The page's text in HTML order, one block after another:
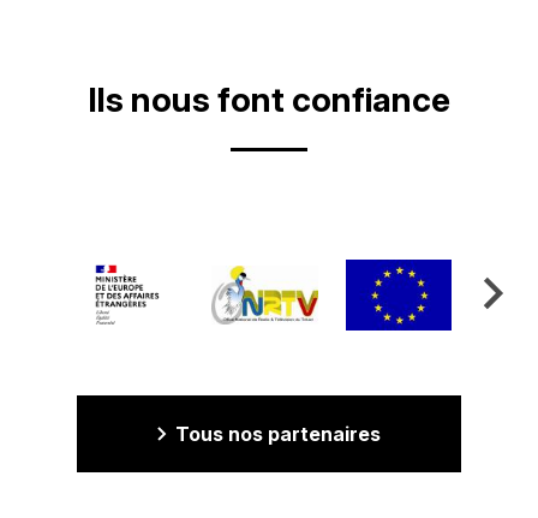
Ils nous font confiance
Tous nos partenaires